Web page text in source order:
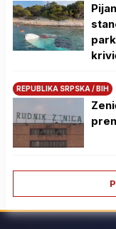
REPUBLIKA SRPSKA / BIH